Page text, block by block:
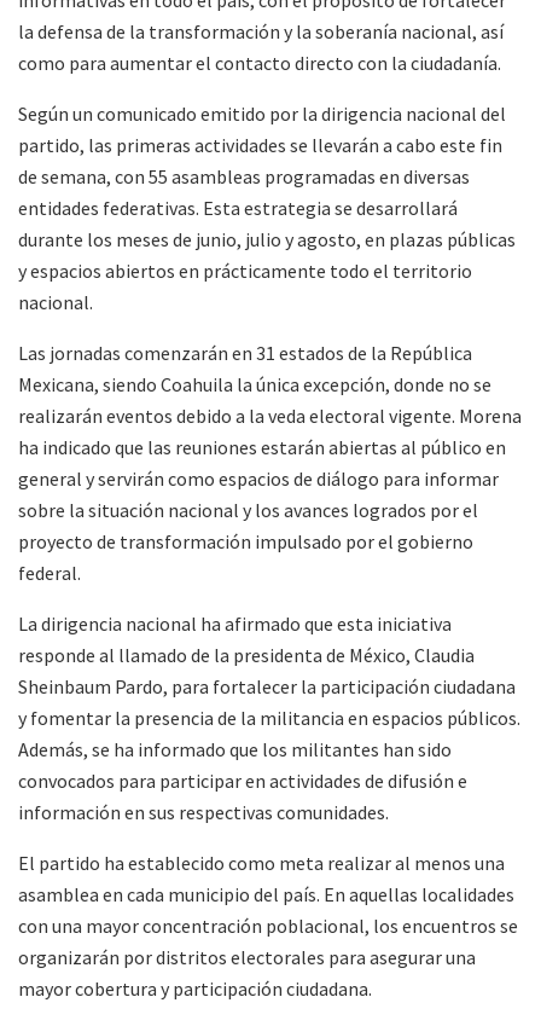
la defensa de la transformación y la soberanía nacional, así
como para aumentar el contacto directo con la ciudadanía.
Según un comunicado emitido por la dirigencia nacional del
partido, las primeras actividades se llevarán a cabo este fin
de semana, con 55 asambleas programadas en diversas
entidades federativas. Esta estrategia se desarrollará
durante los meses de junio, julio y agosto, en plazas públicas
y espacios abiertos en prácticamente todo el territorio
nacional.
Las jornadas comenzarán en 31 estados de la República
Mexicana, siendo Coahuila la única excepción, donde no se
realizarán eventos debido a la veda electoral vigente. Morena
ha indicado que las reuniones estarán abiertas al público en
general y servirán como espacios de diálogo para informar
sobre la situación nacional y los avances logrados por el
proyecto de transformación impulsado por el gobierno
federal.
La dirigencia nacional ha afirmado que esta iniciativa
responde al llamado de la presidenta de México, Claudia
Sheinbaum Pardo, para fortalecer la participación ciudadana
y fomentar la presencia de la militancia en espacios públicos.
Además, se ha informado que los militantes han sido
convocados para participar en actividades de difusión e
información en sus respectivas comunidades.
El partido ha establecido como meta realizar al menos una
asamblea en cada municipio del país. En aquellas localidades
con una mayor concentración poblacional, los encuentros se
organizarán por distritos electorales para asegurar una
mayor cobertura y participación ciudadana.